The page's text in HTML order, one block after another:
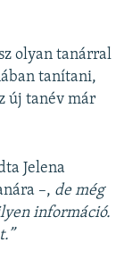
olyan tanárral
tanítani,
új tanév már
Jelena
–, de még
információ.